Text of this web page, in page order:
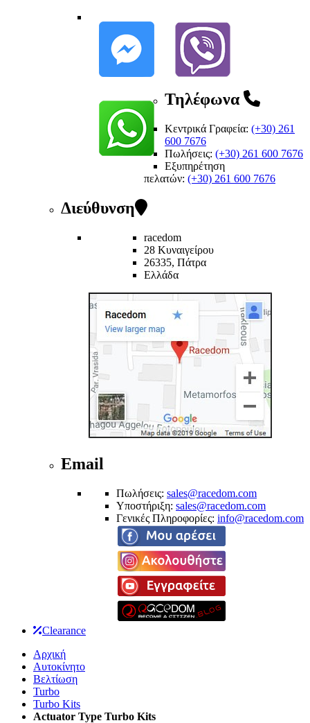
Τηλέφωνα
Κεντρικά Γραφεία: (+30) 261
600 7676
Πωλήσεις: (+30) 261 600 7676
Εξυπηρέτηση
πελατών: (+30) 261 600 7676
Διεύθυνση
racedom
28 Κυναιγείρου
26335, Πάτρα
Ελλάδα
Email
Πωλήσεις: sales@racedom.com
Υποστήριξη: sales@racedom.com
Γενικές Πληροφορίες: info@racedom.com
Clearance
Αρχική
Αυτοκίνητο
Βελτίωση
Turbo
Turbo Kits
Actuator Type Turbo Kits